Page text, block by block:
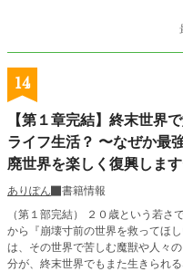
不思議な力を持つことに気
に歩き回り、白菜は鉄
14
【第１章完結】終末世界
ライフ生活？ 〜なぜか最
廃世界を楽しく復興しま
ありぽん
書籍情報
（第１部完結） ２０歳という若
から『崩壊寸前の世界を救ってほしい』と頼まれる
は、その世界で苦しむ魔獣や人々
分が、終末世界でもまた生きられ